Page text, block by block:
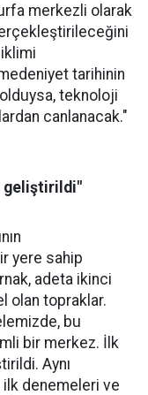
merkezli olarak
tarihinin
olduysa, teknoloji
canlanacak."
geliştirildi"
yere sahip
adeta ikinci
olan topraklar.
bu
bir merkez. İlk
Aynı
ilk denemeleri ve